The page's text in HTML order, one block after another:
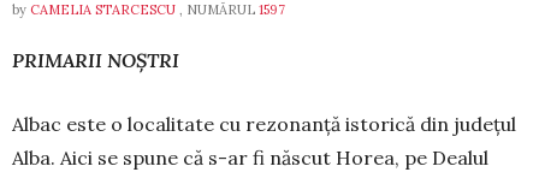
by CAMELIA STARCESCU , NUMĂRUL 1597
PRIMARII NOȘTRI
Albac este o localitate cu rezonanță isto­rică din județul
Alba. Aici se spune că s-ar fi născut Horea, pe Dealul